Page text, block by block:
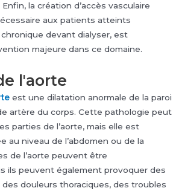
la création d’accès vasculaire
aux patients atteints
devant dialyser, est
majeure dans ce domaine.
l'aorte
est une dilatation anormale de la paroi
artère du corps. Cette pathologie peut
parties de l’aorte, mais elle est
au niveau de l’abdomen ou de la
de l’aorte peuvent être
ils peuvent également provoquer des
douleurs thoraciques, des troubles